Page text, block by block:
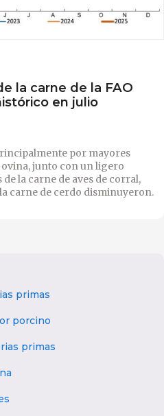
la carne de la FAO
en julio
por mayores
junto con un ligero
la carne de aves de corral,
carne de cerdo disminuyeron.
primas
porcino
primas